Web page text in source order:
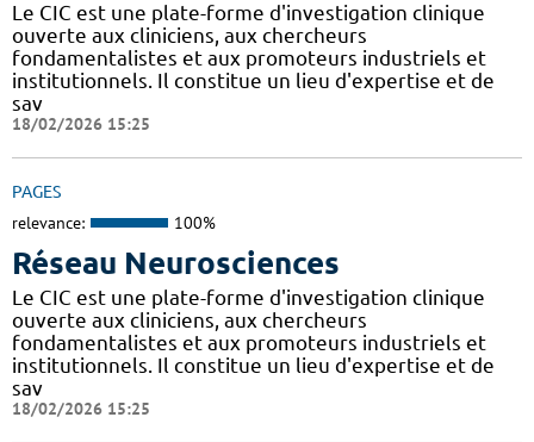
Le CIC est une plate-forme d'investigation clinique
ouverte aux cliniciens, aux chercheurs
fondamentalistes et aux promoteurs industriels et
institutionnels. Il constitue un lieu d'expertise et de
sav
18/02/2026 15:25
PAGES
relevance: 100%
Réseau Neurosciences
Le CIC est une plate-forme d'investigation clinique
ouverte aux cliniciens, aux chercheurs
fondamentalistes et aux promoteurs industriels et
institutionnels. Il constitue un lieu d'expertise et de
sav
18/02/2026 15:25